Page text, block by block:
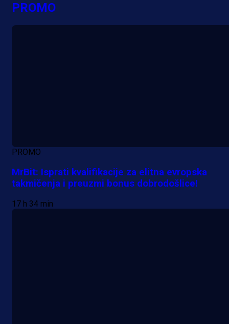
PROMO
PROMO
MrBit: Isprati kvalifikacije za elitna evropska
takmičenja i preuzmi bonus dobrodošlice!
17 h 34 min